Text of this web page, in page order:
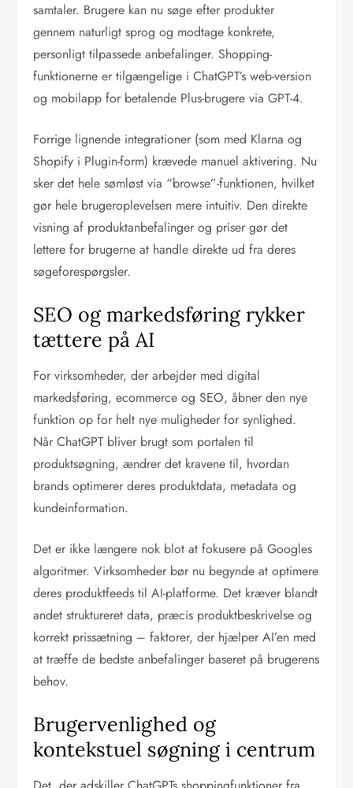
samtaler. Brugere kan nu søge efter produkter
gennem naturligt sprog og modtage konkrete,
personligt tilpassede anbefalinger. Shopping-
funktionerne er tilgængelige i ChatGPT’s web-version
og mobilapp for betalende Plus-brugere via GPT-4.
Forrige lignende integrationer (som med Klarna og
Shopify i Plugin-form) krævede manuel aktivering. Nu
sker det hele sømløst via “browse”-funktionen, hvilket
gør hele brugeroplevelsen mere intuitiv. Den direkte
visning af produktanbefalinger og priser gør det
lettere for brugerne at handle direkte ud fra deres
søgeforespørgsler.
SEO og markedsføring rykker
tættere på AI
For virksomheder, der arbejder med digital
markedsføring, ecommerce og SEO, åbner den nye
funktion op for helt nye muligheder for synlighed.
Når ChatGPT bliver brugt som portalen til
produktsøgning, ændrer det kravene til, hvordan
brands optimerer deres produktdata, metadata og
kundeinformation.
Det er ikke længere nok blot at fokusere på Googles
algoritmer. Virksomheder bør nu begynde at optimere
deres produktfeeds til AI-platforme. Det kræver blandt
andet struktureret data, præcis produktbeskrivelse og
korrekt prissætning – faktorer, der hjælper AI’en med
at træffe de bedste anbefalinger baseret på brugerens
behov.
Brugervenlighed og
kontekstuel søgning i centrum